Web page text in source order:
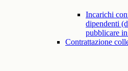
Incarichi
dipendenti
pubblicare
Contrattazione